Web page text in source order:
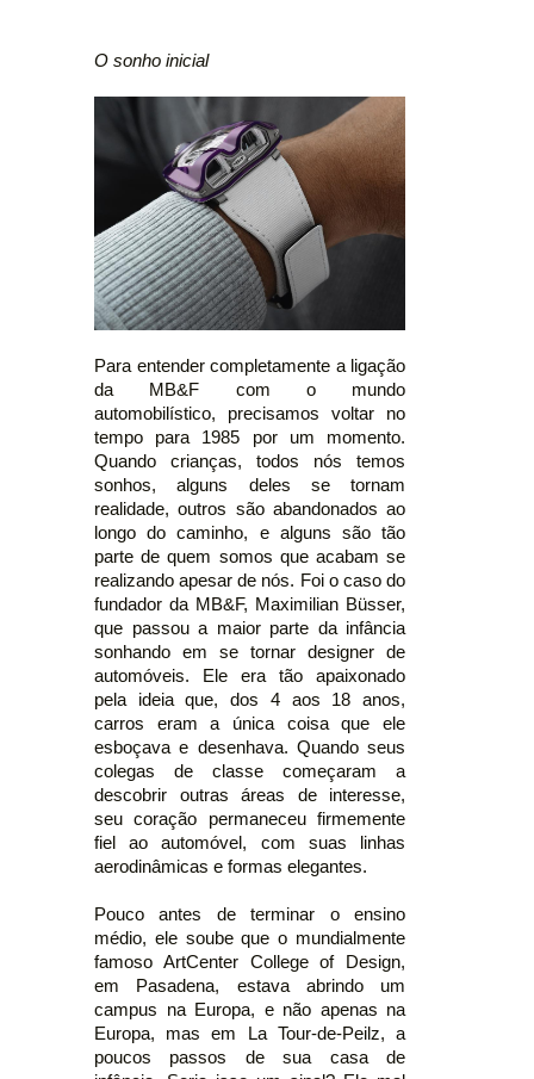
O sonho inicial
Para entender completamente a ligação
da MB&F com o mundo
automobilístico, precisamos voltar no
tempo para 1985 por um momento.
Quando crianças, todos nós temos
sonhos, alguns deles se tornam
realidade, outros são abandonados ao
longo do caminho, e alguns são tão
parte de quem somos que acabam se
realizando apesar de nós. Foi o caso do
fundador da MB&F, Maximilian Büsser,
que passou a maior parte da infância
sonhando em se tornar designer de
automóveis. Ele era tão apaixonado
pela ideia que, dos 4 aos 18 anos,
carros eram a única coisa que ele
esboçava e desenhava. Quando seus
colegas de classe começaram a
descobrir outras áreas de interesse,
seu coração permaneceu firmemente
fiel ao automóvel, com suas linhas
aerodinâmicas e formas elegantes.
Pouco antes de terminar o ensino
médio, ele soube que o mundialmente
famoso ArtCenter College of Design,
em Pasadena, estava abrindo um
campus na Europa, e não apenas na
Europa, mas em La Tour-de-Peilz, a
poucos passos de sua casa de